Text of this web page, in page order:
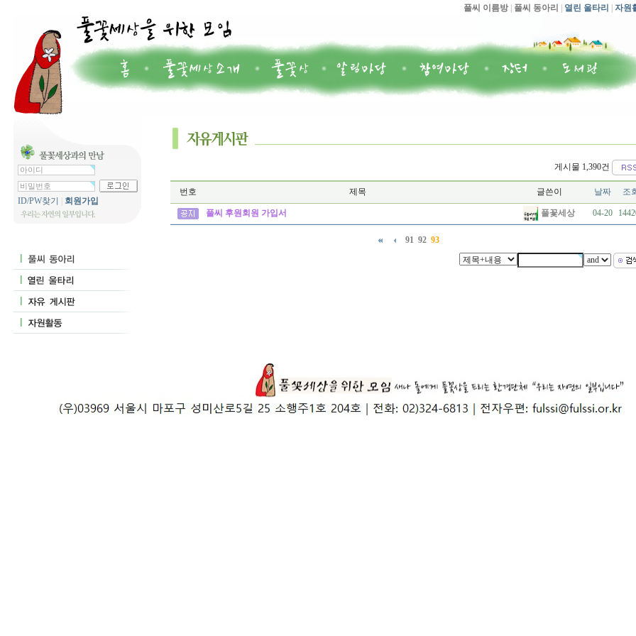
풀씨 이름방 풀씨 동아리 열린 울타리 자원
ID/PW찾기 회원가입
게시물 1,390건
번호 제목 글쓴이 날짜 조
풀씨 후원회원 가입서 풀꽃세상 04-20
91 92 93